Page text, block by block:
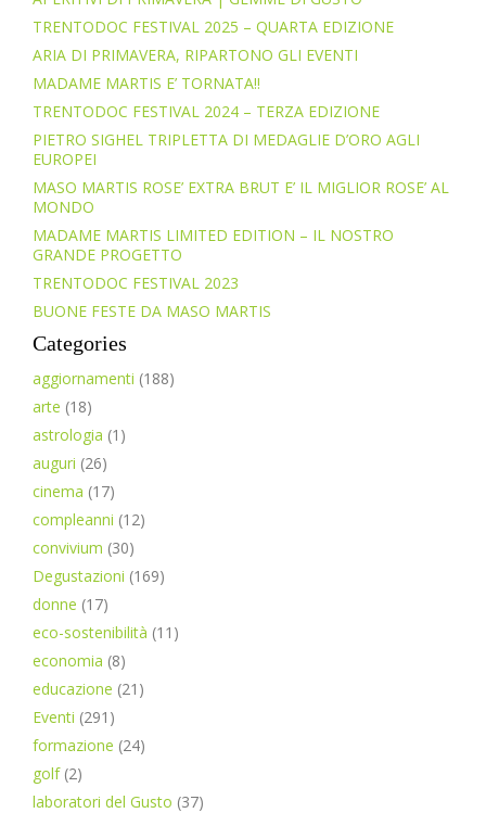
TRENTODOC FESTIVAL 2025 – QUARTA EDIZIONE
ARIA DI PRIMAVERA, RIPARTONO GLI EVENTI
MADAME MARTIS E’ TORNATA!!
TRENTODOC FESTIVAL 2024 – TERZA EDIZIONE
PIETRO SIGHEL TRIPLETTA DI MEDAGLIE D’ORO AGLI
EUROPEI
MASO MARTIS ROSE’ EXTRA BRUT E’ IL MIGLIOR ROSE’ AL
MONDO
MADAME MARTIS LIMITED EDITION – IL NOSTRO
GRANDE PROGETTO
TRENTODOC FESTIVAL 2023
BUONE FESTE DA MASO MARTIS
Categories
aggiornamenti (188)
arte (18)
astrologia (1)
auguri (26)
cinema (17)
compleanni (12)
convivium (30)
Degustazioni (169)
donne (17)
eco-sostenibilità (11)
economia (8)
educazione (21)
Eventi (291)
formazione (24)
golf(2)
laboratori del Gusto (37)